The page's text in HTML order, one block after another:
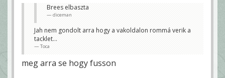
Brees elbaszta
diceman
Jah nem gondolt arra hogy a vakoldalon rommá verik a
tacklet...
Toca
meg arra se hogy fusson